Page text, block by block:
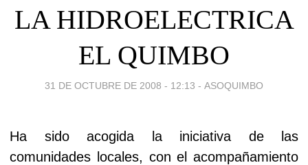
LA HIDROELECTRICA
EL QUIMBO
31 DE OCTUBRE DE 2008 - 12:13 - ASOQUIMBO
Ha sido acogida la iniciativa de las
comunidades locales, con el acompañamiento